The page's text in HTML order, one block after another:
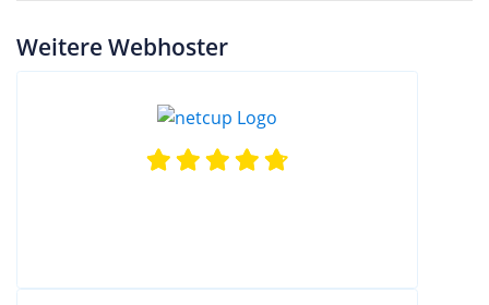
Weitere Webhoster